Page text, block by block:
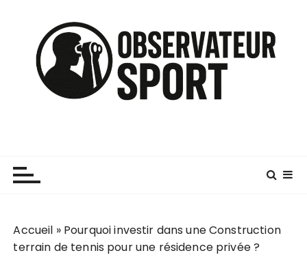
Accueil » Pourquoi investir dans une Construction
terrain de tennis pour une résidence privée ?